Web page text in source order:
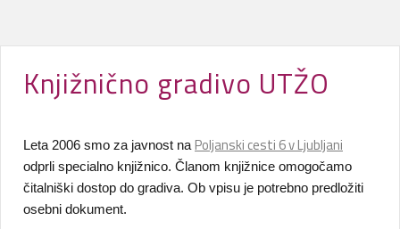
Knjižnično gradivo UTŽO
Leta 2006 smo za javnost na Poljanski cesti 6 v Ljubljani
odprli specialno knjižnico. Članom knjižnice omogočamo
čitalniški dostop do gradiva. Ob vpisu je potrebno predložiti
osebni dokument.